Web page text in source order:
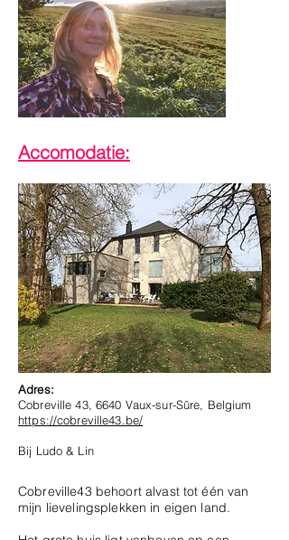
Accomodatie:
Adres:
Cobreville 43, 6640 Vaux-sur-Sûre, Belgium
https://cobreville43.be/
Bij Ludo & Lin
Cobreville43 behoort alvast tot één van
mijn lievelingsplekken in eigen land.